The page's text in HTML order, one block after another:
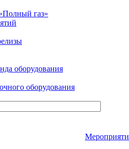
газ»
оборудования
оборудования